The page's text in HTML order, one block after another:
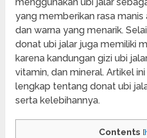
yang memberikan rasa
dan warna yang menarik.
donat ubi jalar juga memiliki
karena kandungan gizi ubi
vitamin, dan mineral. Artikel
lengkap tentang donat ubi
serta kelebihannya.
Contents [